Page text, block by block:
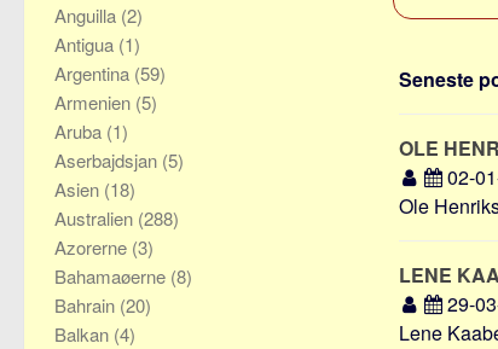
Seneste
OLE
02-
Ole
LENE
29-
Lene
Anguilla (2)
Antigua (1)
Argentina (59)
Armenien (5)
Aruba (1)
Aserbajdsjan (5)
Asien (18)
Australien (288)
Azorerne (3)
Bahamaøerne (8)
Bahrain (20)
Balkan (4)